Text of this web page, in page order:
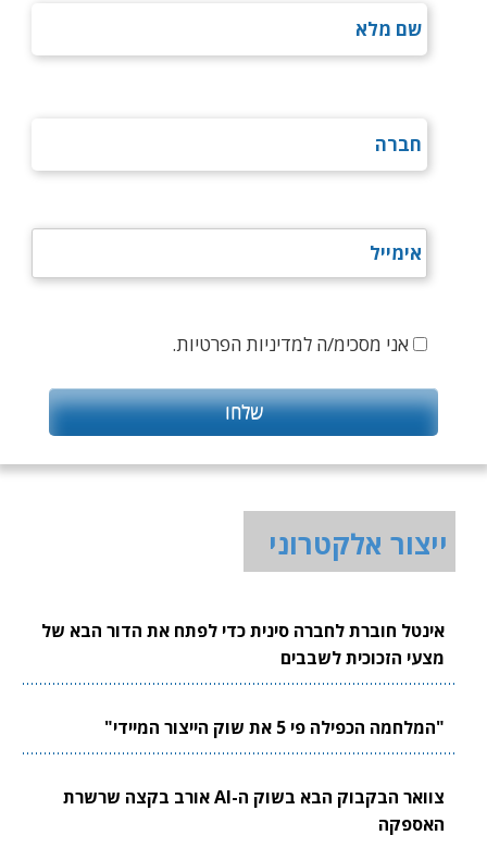
אני מסכימ/ה למדיניות הפרטיות.
ייצור אלקטרוני
אינטל חוברת לחברה סינית כדי לפתח את הדור הבא של
מצעי הזכוכית לשבבים
"המלחמה הכפילה פי 5 את שוק הייצור המיידי"
צוואר הבקבוק הבא בשוק ה-AI אורב בקצה שרשרת
האספקה